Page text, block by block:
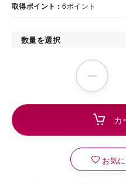
取得ポイント
6ポイント
数量を選択
お気